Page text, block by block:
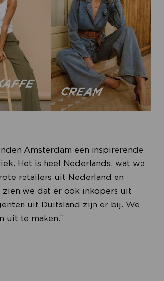
Amsterdam een inspirerende
Het is heel Nederlands, wat we
retailers uit Nederland en
zien we dat er ook inkopers uit
uit Duitsland zijn er bij. We
uit te maken.”